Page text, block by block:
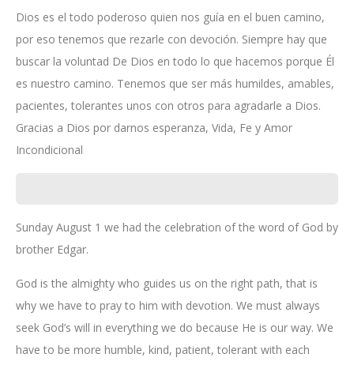
Dios es el todo poderoso quien nos guía en el buen camino,
por eso tenemos que rezarle con devoción. Siempre hay que
buscar la voluntad De Dios en todo lo que hacemos porque Él
es nuestro camino. Tenemos que ser más humildes, amables,
pacientes, tolerantes unos con otros para agradarle a Dios.
Gracias a Dios por darnos esperanza, Vida, Fe y Amor
Incondicional
Sunday August 1 we had the celebration of the word of God by
brother Edgar.
God is the almighty who guides us on the right path, that is
why we have to pray to him with devotion. We must always
seek God’s will in everything we do because He is our way. We
have to be more humble, kind, patient, tolerant with each